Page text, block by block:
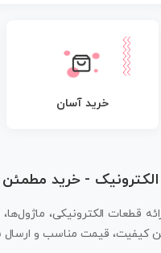
خرید آسان
الکترونیک - خرید
قطعات الکترونیکی،
کیفیت، قیمت مناسب و ارسال